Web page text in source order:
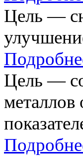
Цель —
Цель —
металлов